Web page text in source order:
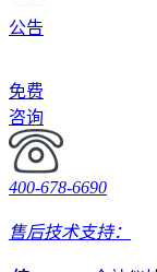
公告
免费
咨询
400-678-6690
售后技术支持：